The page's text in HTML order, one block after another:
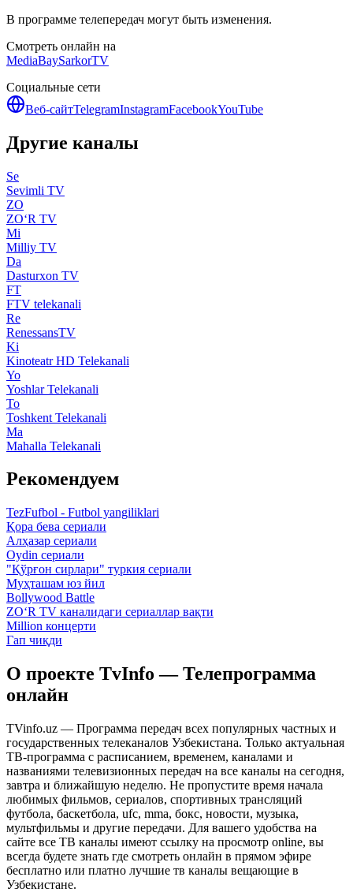
В программе телепередач могут быть изменения.
Смотреть онлайн на
MediaBaySarkorTV
Социальные сети
Веб-сайтTelegramInstagramFacebookYouTube
Другие каналы
Se
Sevimli TV
ZO
ZO‘R TV
Mi
Milliy TV
Da
Dasturxon TV
FT
FTV telekanali
Re
RenessansTV
Ki
Kinoteatr HD Telekanali
Yo
Yoshlar Telekanali
To
Toshkent Telekanali
Ma
Mahalla Telekanali
Рекомендуем
TezFufbol - Futbol yangiliklari
Қора бева сериали
Алҳазар сериали
Oydin сериали
"Қўрғон сирлари" туркия сериали
Муҳташам юз йил
Bollywood Battle
ZO‘R TV каналидаги сериаллар вақти
Million концерти
Гап чиқди
О проекте TvInfo — Телепрограмма
онлайн
TVinfo.uz — Программа передач всех популярных частных и
государственных телеканалов Узбекистана. Только актуальная
ТВ-программа с расписанием, временем, каналами и
названиями телевизионных передач на все каналы на сегодня,
завтра и ближайшую неделю. Не пропустите время начала
любимых фильмов, сериалов, спортивных трансляций
футбола, баскетбола, ufc, mma, бокс, новости, музыка,
мультфильмы и другие передачи. Для вашего удобства на
сайте все ТВ каналы имеют ссылку на просмотр online, вы
всегда будете знать где смотреть онлайн в прямом эфире
бесплатно или платно лучшие тв каналы вещающие в
Узбекистане.